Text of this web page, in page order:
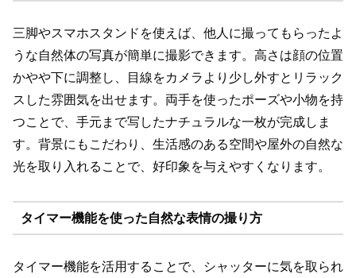
三脚やスマホスタンドを使えば、他人に撮ってもらったよ
うな自然体の写真が簡単に撮影できます。高さは顔の位置
かやや下に調整し、目線をカメラより少し外すとリラック
スした雰囲気を出せます。両手を使ったポーズや小物を持
つことで、手元まで写したナチュラルな一枚が完成しま
す。背景にもこだわり、生活感のある空間や屋外の自然な
光を取り入れることで、好印象を与えやすくなります。
タイマー機能を使った自然な表情の撮り方
タイマー機能を活用することで、シャッターに気を取られ